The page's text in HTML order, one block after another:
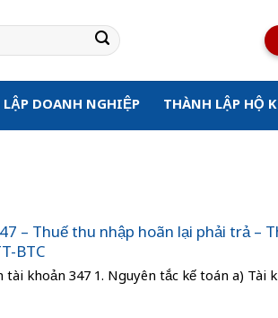
DOANH NGHIỆP THÀNH LẬP HỘ
– Thuế thu nhập hoãn lại phải trả –
BTC
khoản 347 1. Nguyên tắc kế toán a) Tài